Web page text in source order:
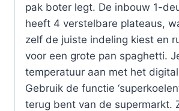
pak boter legt. De inbouw 1-
heeft 4 verstelbare plateaus,
zelf de juiste indeling kiest en
voor een grote pan spaghetti.
temperatuur aan met het
Gebruik de functie
terug bent van de supermarkt.